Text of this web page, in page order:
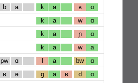
b a k a ʁ ɑ
k a w ɑ
k a ɲ ɑ
k a w a
pw ɑ l a bw ɑ
ʁ ə g a ʁ d ɑ